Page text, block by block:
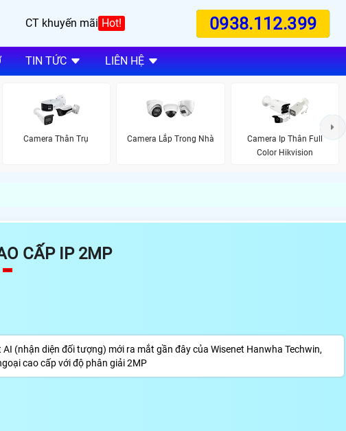
CT khuyến mãi Hot! 0938.112.399
TIN TỨC LIÊN HỆ
Camera Thân Trụ Camera Lắp Trong Nhà
Camera Ip Thân Full
Color Hikvision
CẤP IP 2MP
(nhận diện đối tượng) mới ra mắt gần đây của Wisenet Hanwha Techwin,
cao cấp với độ phân giải 2MP